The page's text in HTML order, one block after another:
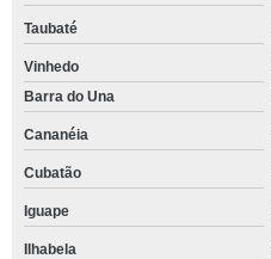
Taubaté
Vinhedo
Barra do Una
Cananéia
Cubatão
Iguape
Ilhabela